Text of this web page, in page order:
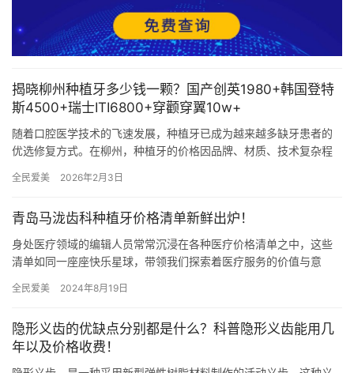
揭晓柳州种植牙多少钱一颗？国产创英1980+韩国登特
斯4500+瑞士ITI6800+穿颧穿翼10w+
随着口腔医学技术的飞速发展，种植牙已成为越来越多缺牙患者的
优选修复方式。在柳州，种植牙的价格因品牌、材质、技术复杂程
区几种…
全民爱美 2026年2月3日
青岛马泷齿科种植牙价格清单新鲜出炉！
身处医疗领域的编辑人员常常沉浸在各种医疗价格清单之中，这些
清单如同一座座快乐星球，带领我们探索着医疗服务的价值与意
括种植牙…
全民爱美 2024年8月19日
隐形义齿的优缺点分别都是什么？科普隐形义齿能用几
年以及价格收费！